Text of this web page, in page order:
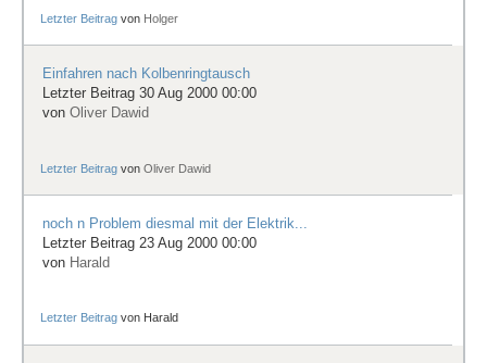
Letzter Beitrag von Holger
Einfahren nach Kolbenringtausch
Letzter Beitrag 30 Aug 2000 00:00
von Oliver Dawid
Letzter Beitrag vonOliver Dawid
noch n Problem diesmal mit der Elektrik...
Letzter Beitrag 23 Aug 2000 00:00
von Harald
Letzter Beitrag von Harald